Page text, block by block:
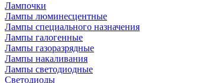
Лампочки
Лампы люминесцентные
Лампы специального назначения
Лампы галогенные
Лампы газоразрядные
Лампы накаливания
Лампы светодиодные
Светодиоды